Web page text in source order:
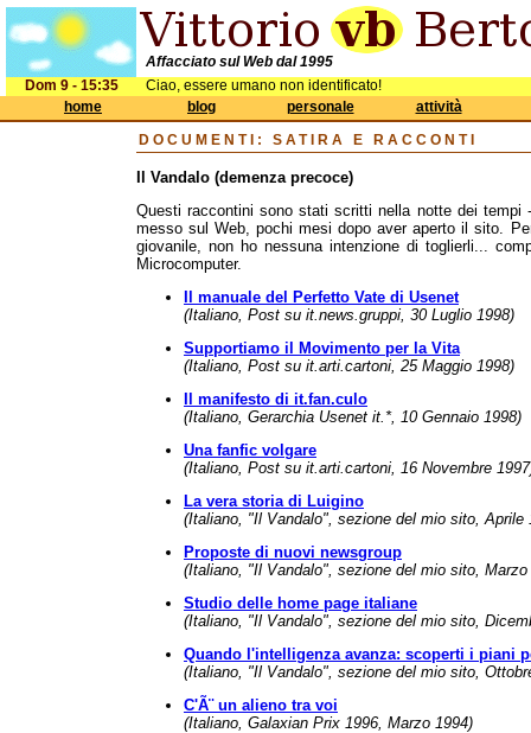
Affacciato sul Web dal 1995
Dom 9 - 15:35
Ciao, essere umano non identificato!
home
blog personale
attività
DOCUMENTI : SATIRA E RACCONTI
Il Vandalo (demenza precoce)
Questi raccontini sono stati scritti nella notte dei
messo sul Web, pochi mesi dopo aver aperto il sito.
giovanile, non ho nessuna intenzione di toglierli...
Microcomputer.
Il manuale del Perfetto Vate di Usenet
(Italiano, Post su it.news.gruppi, 30 Luglio 1998)
Supportiamo il Movimento per la Vita
(Italiano, Post su it.arti.cartoni, 25 Maggio 1998)
Il manifesto di it.fan.culo
(Italiano, Gerarchia Usenet it.*, 10 Gennaio 1998)
Una fanfic volgare
(Italiano, Post su it.arti.cartoni, 16 Novembre
La vera storia di Luigino
(Italiano, "Il Vandalo", sezione del mio sito, Aprile
Proposte di nuovi newsgroup
(Italiano, "Il Vandalo", sezione del mio sito, Marzo
Studio delle home page italiane
(Italiano, "Il Vandalo", sezione del mio sito,
Quando l'intelligenza avanza: scoperti i piani
(Italiano, "Il Vandalo", sezione del mio sito,
C'Ã¨ un alieno tra voi
(Italiano, Galaxian Prix 1996, Marzo 1994)